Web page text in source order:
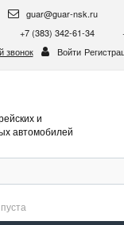
guar@guar-nsk.ru
+7 (383) 342-61-34
звонок
Войти
и
автомобилей
пуста